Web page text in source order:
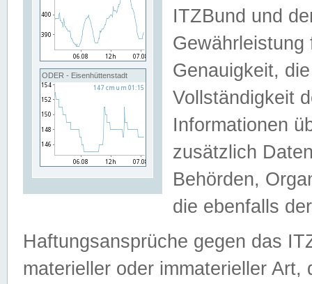
ODER - Eisenhüttenstadt
ITZBund und
Genauigkeit,
Vollständigkeit
Informationen
zusätzlich
Behörden,
die ebenfalls
Haftungsansprüche gegen das
materieller oder immaterieller